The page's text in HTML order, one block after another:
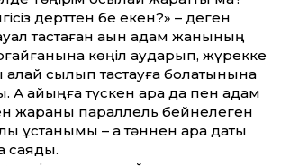
дерт­тен бе екен?» – деген
тастаған ақын адам жанының
көңіл аударып, жүрекке
сылып тастауға болатынына
Ақ қайыңға түскен қара дақ пен адам
жараны параллель бейнелеген
ұстанымы – ақ тәннен қара дақты
саяды.